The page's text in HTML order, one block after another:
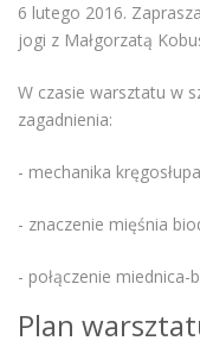
6 lutego 2016.
jogi z Małgorzatą
W czasie warsztatu w
zagadnienia:
- mechanika
- znaczenie mięśnia
- połączenie miednica-
Plan